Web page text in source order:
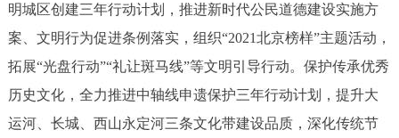
明城区创建三年行动计划，推进新时代公民道德建设实施方
案、文明行为促进条例落实，组织“2021北京榜样”主题活动，
拓展“光盘行动”“礼让斑马线”等文明引导行动。保护传承优秀
历史文化，全力推进中轴线申遗保护三年行动计划，提升大
运河、长城、西山永定河三条文化带建设品质，深化传统节